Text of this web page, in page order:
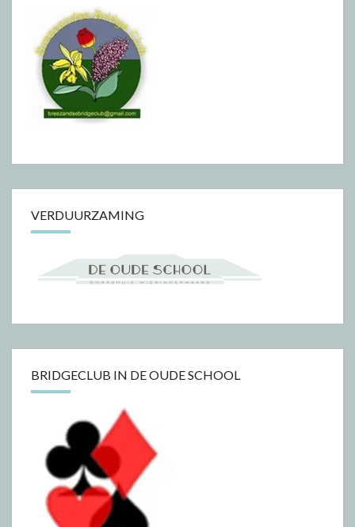
VERDUURZAMING
BRIDGECLUB IN DE OUDE SCHOOL